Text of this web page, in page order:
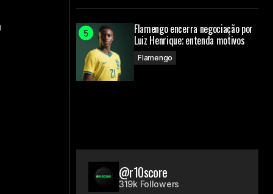
Flamengo encerra negociação por
Luiz Henrique; entenda motivos
Flamengo
@r10score
319k Followers